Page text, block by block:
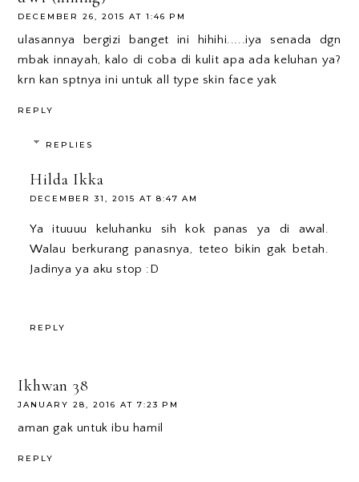
DECEMBER 26, 2015 AT 1:46 PM
ulasannya bergizi banget ini hihihi.....iya senada dgn
mbak innayah, kalo di coba di kulit apa ada keluhan ya?
krn kan sptnya ini untuk all type skin face yak
REPLY
REPLIES
Hilda Ikka
DECEMBER 31, 2015 AT 8:47 AM
Ya ituuuu keluhanku sih kok panas ya di awal.
Walau berkurang panasnya, teteo bikin gak betah.
Jadinya ya aku stop :D
REPLY
Ikhwan 38
JANUARY 28, 2016 AT 7:23 PM
aman gak untuk ibu hamil
REPLY